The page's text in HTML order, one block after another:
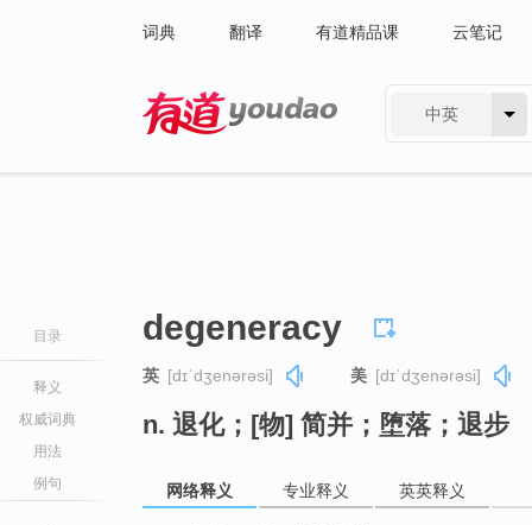
词典 翻译 有道精品课 云笔记
中英
目录
释义
权威词典
用法
例句
degeneracy
英 [dɪˈdʒenərəsi] 美 [dɪˈdʒenərəsi]
n. 退化；[物] 简并；堕落；退步
网络释义 专业释义 英英释义